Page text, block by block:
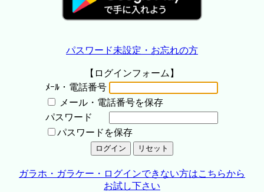
パスワード未設定・お忘れの方
【ログインフォーム】
ﾒｰﾙ・電話番号
メール・電話番号を保存
パスワード
パスワードを保存
ガラホ・ガラケー・ログインできない方はこちらから
お試し下さい